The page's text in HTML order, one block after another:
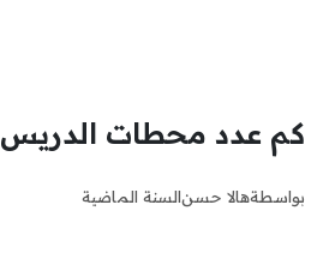
كم عدد محطات الدريس
بواسطةهالا حسنالسنة الماضية